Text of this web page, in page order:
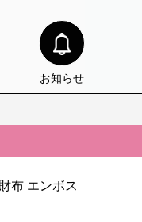
お知らせ
布 エンボス